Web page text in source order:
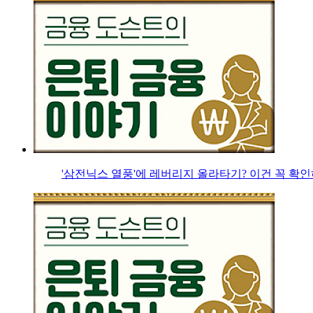
'삼전닉스 열풍'에 레버리지 올라타기? 이건 꼭 확